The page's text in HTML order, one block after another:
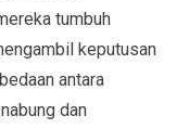
tumbuh
keputusan
antara
dan